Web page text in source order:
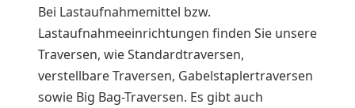
Bei Lastaufnahmemittel bzw.
Lastaufnahmeeinrichtungen finden Sie unsere
Traversen, wie Standardtraversen,
verstellbare Traversen, Gabelstaplertraversen
sowie Big Bag-Traversen. Es gibt auch